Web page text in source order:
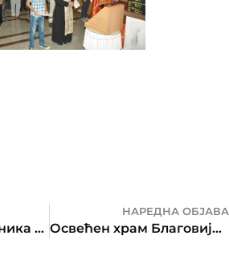
Активисти Баштионика даровали крв
НАРЕДНА ОБЈАВА
Освећен храм Благовијести Пресвете Богородице у манастиру Осовици